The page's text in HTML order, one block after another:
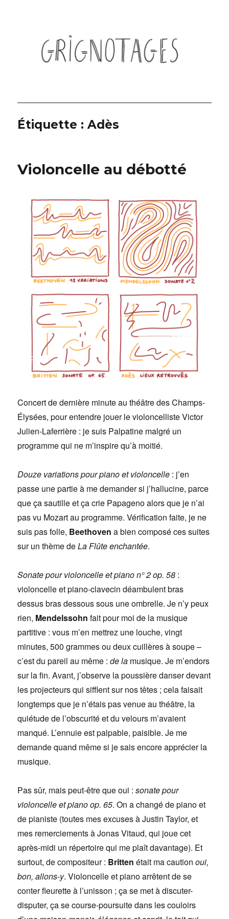
Étiquette :Adès
Violoncelle au débotté
Concert de dernière minute au théâtre des Champs-
Élysées, pour entendre jouer le violoncelliste Victor
Julien-Laferrière : je suis Palpatine malgré un
programme qui ne m’inspire qu’à moitié.
Douze variations pour piano et violoncelle : j’en
passe une partie à me demander si j’hallucine, parce
que ça sautille et ça crie Papageno alors que je n’ai
pas vu Mozart au programme. Vérification faite, je ne
suis pas folle, Beethoven a bien composé ces suites
sur un thème deLa Flûte enchantée.
Sonate pour violoncelle et piano n° 2 op. 58 :
violoncelle et piano-clavecin déambulent bras
dessus bras dessous sous une ombrelle. Je n’y peux
rien, Mendelssohn fait pour moi de la musique
partitive : vous m’en mettrez une louche, vingt
minutes, 500 grammes ou deux cuillères à soupe –
c’est du pareil au même :de la musique. Je m’endors
sur la fin. Avant, j’observe la poussière danser devant
les projecteurs qui sifflent sur nos têtes ; cela faisait
longtemps que je n’étais pas venue au théâtre, la
quiétude de l’obscurité et du velours m’avaient
manqué. L’ennuie est palpable, paisible. Je me
demande quand même si je sais encore apprécier la
musique.
Pas sûr, mais peut-être que oui :sonate pour
violoncelle et piano op. 65. On a changé de piano et
de pianiste (toutes mes excuses à Justin Taylor, et
mes remerciements à Jonas Vitaud, qui joue cet
après-midi un répertoire qui me plaît davantage). Et
surtout, de compositeur : Britten était ma cautionoui,
bon, allons-y. Violoncelle et piano arrêtent de se
conter fleurette à l’unisson ; ça se met à discuter-
disputer, ça se course-poursuite dans les couloirs